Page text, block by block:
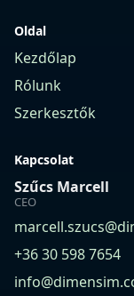
Oldal
Kezdőlap
Rólunk
Szerkesztők
Kapcsolat
Szűcs Marcell
CEO
+36 30 598 7654